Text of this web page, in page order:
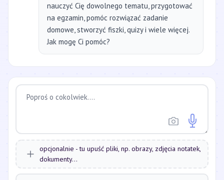
nauczyć Cię dowolnego tematu, przygotować
na egzamin, pomóc rozwiązać zadanie
domowe, stworzyć fiszki, quizy i wiele więcej.
Jak mogę Ci pomóc?
opcjonalnie - tu upuść pliki, np. obrazy, zdjęcia notatek,
dokumenty...